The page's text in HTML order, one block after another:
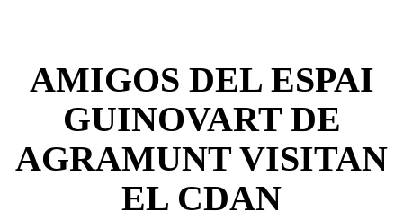
AMIGOS DEL ESPAI
GUINOVART DE
AGRAMUNT VISITAN
EL CDAN